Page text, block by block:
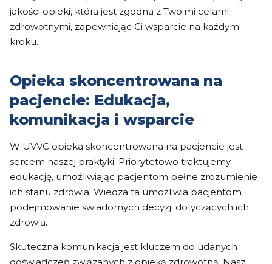
jakości opieki, która jest zgodna z Twoimi celami
zdrowotnymi, zapewniając Ci wsparcie na każdym
kroku.
Opieka skoncentrowana na
pacjencie: Edukacja,
komunikacja i wsparcie
W UVVC opieka skoncentrowana na pacjencie jest
sercem naszej praktyki. Priorytetowo traktujemy
edukację, umożliwiając pacjentom pełne zrozumienie
ich stanu zdrowia. Wiedza ta umożliwia pacjentom
podejmowanie świadomych decyzji dotyczących ich
zdrowia.
Skuteczna komunikacja jest kluczem do udanych